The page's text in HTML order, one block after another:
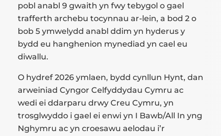
pobl anabl 9 gwaith yn fwy tebygol o gael
trafferth archebu tocynnau ar-lein, a bod 2 o
bob 5 ymwelydd anabl ddim yn hyderus y
bydd eu hanghenion mynediad yn cael eu
diwallu.
O hydref 2026 ymlaen, bydd cynllun Hynt, dan
arweiniad Cyngor Celfyddydau Cymru ac
wedi ei ddarparu drwy Creu Cymru, yn
trosglwyddo i gael ei enwi yn I Bawb/All In yng
Nghymru ac yn croesawu aelodau i’r